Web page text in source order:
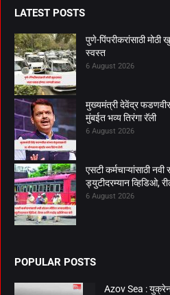
LATEST POSTS
पुणे-पिंपरीकरांसाठी
स्वस्त
6 August 2026
मुख्यमंत्री देवेंद्र
मुंबईत भव्य तिरंगा रॅली
6 August 2026
एसटी कर्मचाऱ्यांसाठी
ड्युटीदरम्यान व्हिडिओ,
6 August 2026
POPULAR POSTS
Azov Sea :